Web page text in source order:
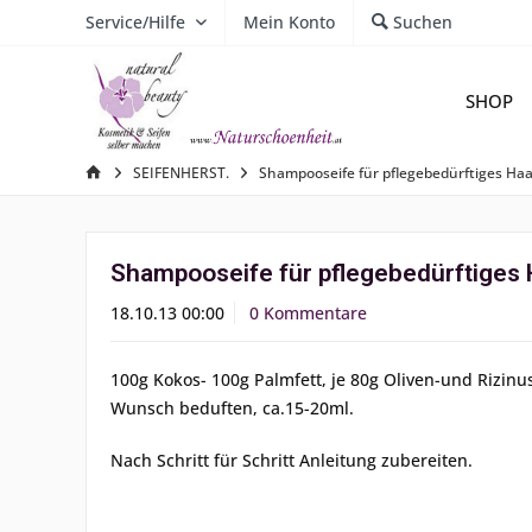
Service/Hilfe Mein Konto Suchen
SHOP
SEIFENHERST. Shampooseife für pflegebedürftiges
Shampooseife für pflegebedürftiges
18.10.13 00:00 0 Kommentare
100g Kokos- 100g Palmfett, je 80g Oliven-und
Wunsch beduften, ca.15-20ml.
Nach Schritt für Schritt Anleitung zubereiten.